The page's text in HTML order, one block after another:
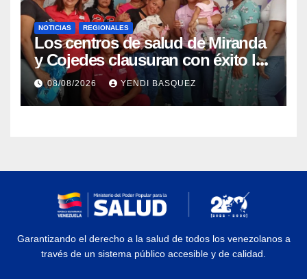
NOTICIAS REGIONALES
Los centros de salud de Miranda
y Cojedes clausuran con éxito la
Semana Mundial de la Lactancia
Materna
08/08/2026 YENDI BASQUEZ
Garantizando el derecho a la salud de todos los venezolanos a
través de un sistema público accesible y de calidad.